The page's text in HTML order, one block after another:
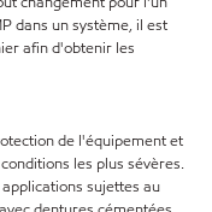
dans un système, il est
afin d'obtenir les
de l'équipement et
les plus sévères.
sujettes au